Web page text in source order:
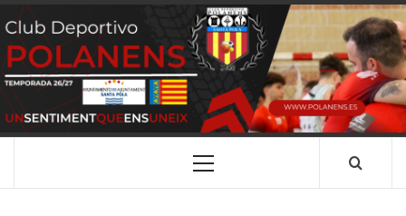
Saltar
al
contenido
CLUB
DEPORTIVO
POLANENS
SANTA POLA
Menú